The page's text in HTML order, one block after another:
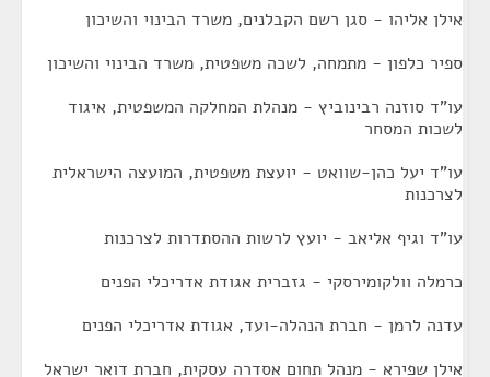
אילן אליהו - סגן רשם הקבלנים, משרד הבינוי והשיכון
ספיר כלפון - מתמחה, לשכה משפטית, משרד הבינוי והשיכון
עו"ד סוזנה רבינוביץ - מנהלת המחלקה המשפטית, איגוד
לשכות המסחר
עו"ד יעל כהן-שוואט - יועצת משפטית, המועצה הישראלית
לצרכנות
עו"ד וגיף אליאב - יועץ לרשות ההסתדרות לצרכנות
כרמלה וולקומירסקי - גזברית אגודת אדריכלי הפנים
עדנה לרמן - חברת הנהלה-ועד, אגודת אדריכלי הפנים
אילן שפירא - מנהל תחום אסדרה עסקית, חברת דואר ישראל